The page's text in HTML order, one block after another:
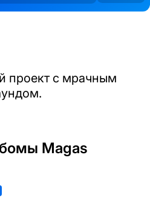
проект с мрачным
Magas